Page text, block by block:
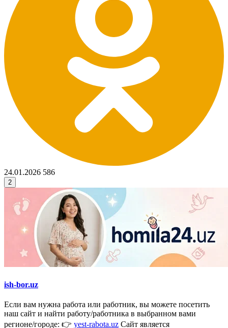
24.01.2026 586
2
ish-bor.uz
Если вам нужна работа или работник, вы можете посетить
наш сайт и найти работу/работника в выбранном вами
регионе/городе: 👉 yest-rabota.uz Сайт является